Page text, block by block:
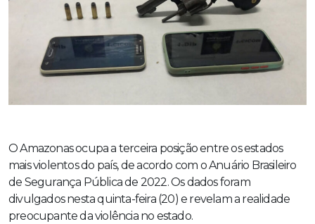
O Amazonas ocupa a terceira posição entre os estados
mais violentos do país, de acordo com o Anuário Brasileiro
de Segurança Pública de 2022. Os dados foram
divulgados nesta quinta-feira (20) e revelam a realidade
preocupante da violência no estado.